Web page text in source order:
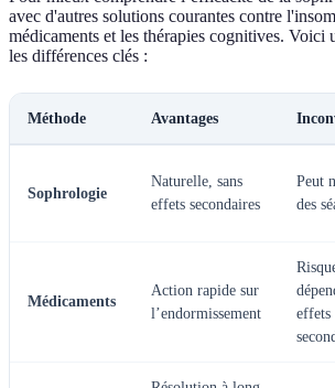
avec d'autres solutions courantes contre
médicaments et les thérapies cognitives. Voici
les différences clés :
Méthode Avantages
Sophrologie
Naturelle, sans
effets secondaires
Peut
des
Médicaments
Action rapide sur
l’endormissement
effets